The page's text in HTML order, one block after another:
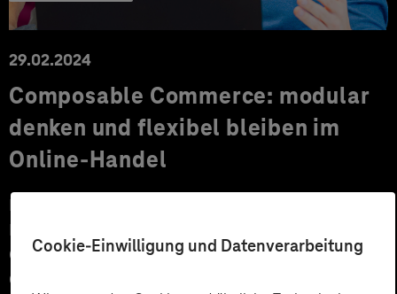
Cookie-Einwilligung und Datenverarbeitung
29.02.2024
Composable Commerce: modular
denken und flexibel bleiben im
Online-Handel
Für Onlinehändler und Produzenten steht laut
Prognosen ein gutes Wachstumsjahr bevor.
Gleichzeitig werden die Kundenerwartungen an den E-
Commerce komplexer und die starren